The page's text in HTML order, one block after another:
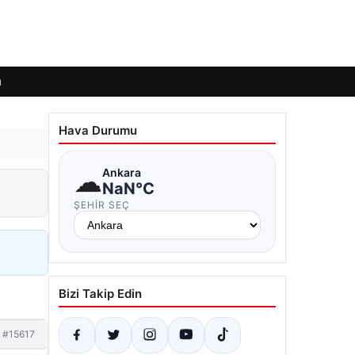
#15617
Hava Durumu
☁Ankara
NaN°C
ŞEHIR SEÇ
Bizi Takip Edin